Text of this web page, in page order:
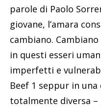
parole di Paolo
giovane, l’amara
cambiano.
in questi esseri
imperfetti e
Beef 1 seppur in
totalmente diversa